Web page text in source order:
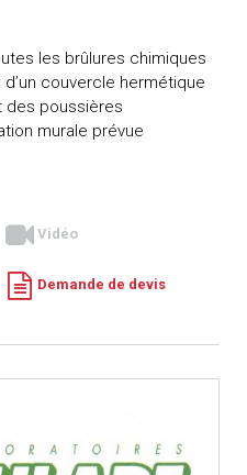
les brûlures chimiques
couvercle hermétique
des poussières
murale prévue
Vidéo
Demande de devis